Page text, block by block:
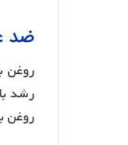
ضد
روغن
رشد
روغن